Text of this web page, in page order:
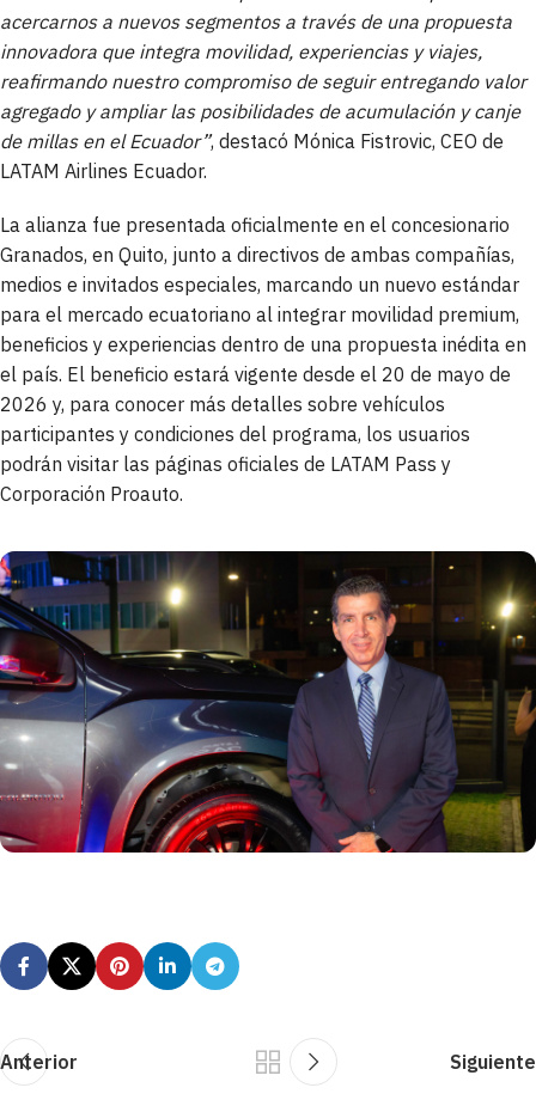
acercarnos a nuevos segmentos a través de una propuesta
innovadora que integra movilidad, experiencias y viajes,
reafirmando nuestro compromiso de seguir entregando valor
agregado y ampliar las posibilidades de acumulación y canje
de millas en el Ecuador”, destacó Mónica Fistrovic, CEO de
LATAM Airlines Ecuador.
La alianza fue presentada oficialmente en el concesionario
Granados, en Quito, junto a directivos de ambas compañías,
medios e invitados especiales, marcando un nuevo estándar
para el mercado ecuatoriano al integrar movilidad premium,
beneficios y experiencias dentro de una propuesta inédita en
el país. El beneficio estará vigente desde el 20 de mayo de
2026 y, para conocer más detalles sobre vehículos
participantes y condiciones del programa, los usuarios
podrán visitar las páginas oficiales de LATAM Pass y
Corporación Proauto.
Anterior Siguiente